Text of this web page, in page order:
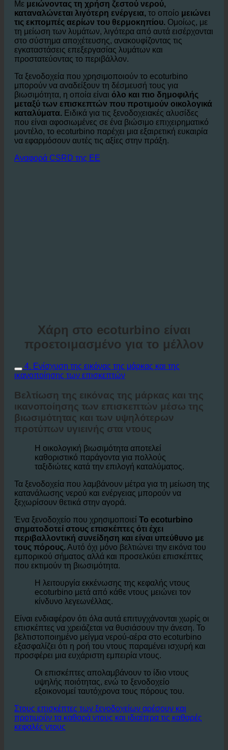
αποτύπωμα CO₂ του ξενοδοχείου.
Με μειώνοντας τη χρήση ζεστού νερού,
καταναλώνεται λιγότερη ενέργεια,το οποίομειώνει
τις εκπομπές αερίων του θερμοκηπίου.Ομοίως, με
τη μείωση των λυμάτων, λιγότερα από αυτά εισέρχονται
στο σύστημα αποχέτευσης, ανακουφίζοντας τις
προστατεύοντας το περιβάλλον.
Τα ξενοδοχεία που χρησιμοποιούν το ecoturbino
μπορούν να αναδείξουν τη δέσμευσή τους για
βιωσιμότητα, η οποία είναι όλο και πιο δημοφιλής
μεταξύ των επισκεπτών που προτιμούν οικολογικά
καταλύματα.Ειδικά για τις ξενοδοχειακές αλυσίδες
που είναι αφοσιωμένες σε ένα βιώσιμο επιχειρηματικό
να εφαρμόσουν αυτές τις αξίες στην πράξη.
Χάρη στο ecoturbino είναι
προετοιμασμένο για το μέλλον
ικανοποίησης των επισκεπτών
Βελτίωση της εικόνας της μάρκας και της
ικανοποίησης των επισκεπτών μέσω της
βιωσιμότητας και των υψηλότερων
προτύπων υγιεινής στα ντους
Η οικολογική βιωσιμότητα αποτελεί
ταξιδιώτες κατά την επιλογή καταλύματος.
Τα ξενοδοχεία που λαμβάνουν μέτρα για τη μείωση της
ξεχωρίσουν θετικά στην αγορά.
Ένα ξενοδοχείο που χρησιμοποιείΤο ecoturbino
σηματοδοτεί στους επισκέπτες ότι έχει
περιβαλλοντική συνείδηση και είναι υπεύθυνο με
τους πόρους.Αυτό όχι μόνο βελτιώνει την εικόνα του
που εκτιμούν τη βιωσιμότητα.
Η λειτουργία εκκένωσης της κεφαλής ντους
κίνδυνο λεγεωνέλλας.
Είναι ενδιαφέρον ότι όλα αυτά επιτυγχάνονται χωρίς οι
επισκέπτες να χρειάζεται να θυσιάσουν την άνεση. Το
βελτιστοποιημένο μείγμα νερού-αέρα στο ecoturbino
προσφέρει μια ευχάριστη εμπειρία ντους.
Οι επισκέπτες απολαμβάνουν το ίδιο ντους
εξοικονομεί ταυτόχρονα τους πόρους του.
Στους επισκέπτες των ξενοδοχείων αρέσουν και